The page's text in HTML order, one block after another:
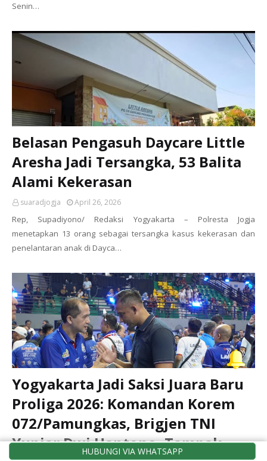
Senin…
Belasan Pengasuh Daycare Little
Aresha Jadi Tersangka, 53 Balita
Alami Kekerasan
suaradjogja April 26, 2026
Rep, Supadiyono/ Redaksi Yogyakarta – Polresta Jogja
menetapkan 13 orang sebagai tersangka kasus kekerasan dan
penelantaran anak di Dayca…
Yogyakarta Jadi Saksi Juara Baru
Proliga 2026: Komandan Korem
072/Pamungkas, Brigjen TNI
Yuniar Dwi Hantono, Tampak
HUBUNGI VIA WHATSAPP